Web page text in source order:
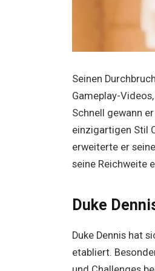
Seinen
Gameplay-
Schnell gewann
einzigartigen Stil
erweiterte er
seine Reichweite
Duke
Duke Dennis hat
etabliert.